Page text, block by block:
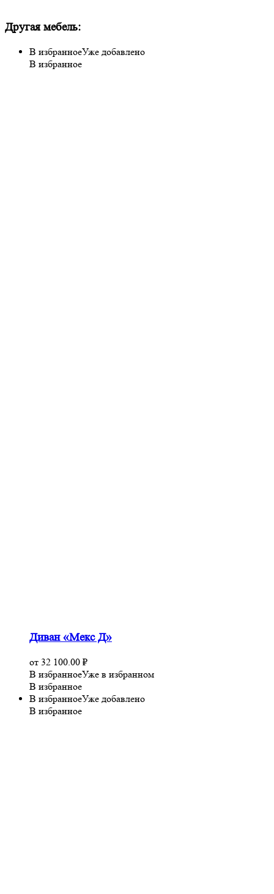
Другая мебель:
В избранноеУже добавлено
В избранное
Диван «Мекс Д»
от 32 100.00 ₽
В избранноеУже в избранном
В избранное
В избранноеУже добавлено
В избранное